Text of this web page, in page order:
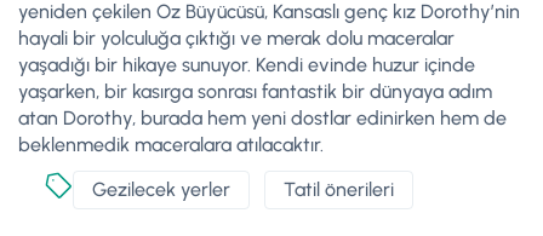
yeniden çekilen Oz Büyücüsü, Kansaslı genç kız Dorothy’nin
hayali bir yolculuğa çıktığı ve merak dolu maceralar
yaşadığı bir hikaye sunuyor. Kendi evinde huzur içinde
yaşarken, bir kasırga sonrası fantastik bir dünyaya adım
atan Dorothy, burada hem yeni dostlar edinirken hem de
beklenmedik maceralara atılacaktır.
Gezilecek yerler
Tatil önerileri